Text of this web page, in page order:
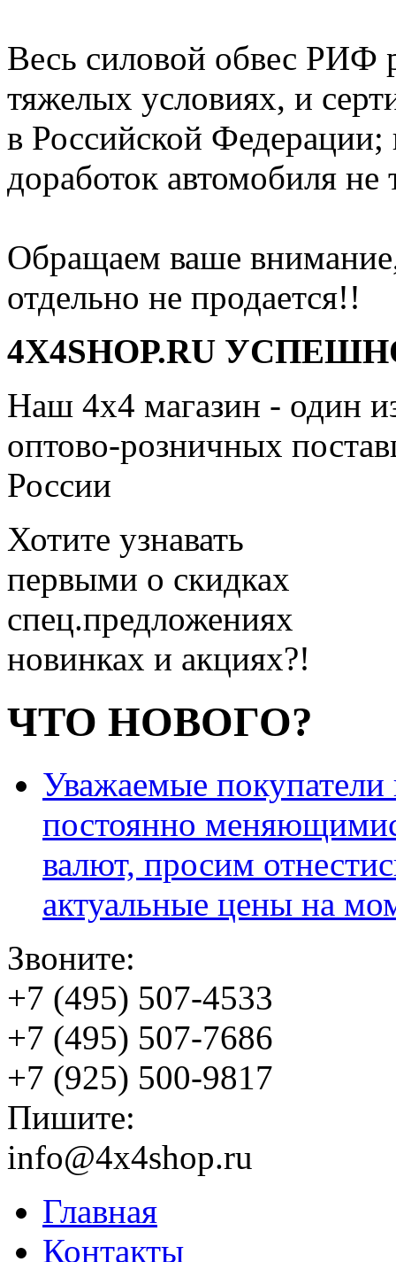
Весь силовой обвес РИФ
тяжелых условиях, и
в Российской Федерации;
доработок автомобиля не
Обращаем ваше
отдельно не продается!!
4X4SHOP.RU
Наш 4x4 магазин - один
оптово-розничных
России
Хотите узнавать
первыми о скидках
спец.предложениях
новинках и акциях?!
ЧТО НОВОГО?
Уважаемые
постоянно
валют, просим
актуальные цены на
Звоните:
+7 (495) 507-4533
+7 (495) 507-7686
+7 (925) 500-9817
Пишите:
info@4x4shop.ru
Главная
Контакты